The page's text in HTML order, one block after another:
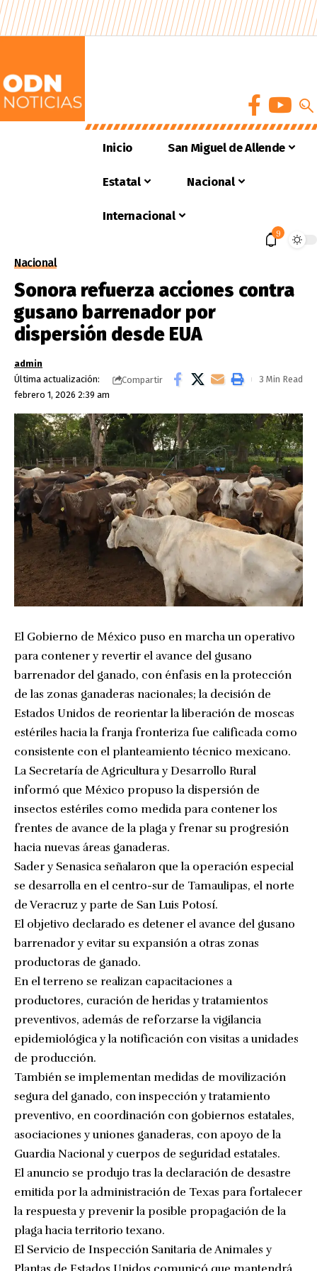
Inicio San Miguel de Allende
Estatal Nacional
Internacional
9
Nacional
Sonora refuerza acciones contra
gusano barrenador por
dispersión desde EUA
Última actualización:
febrero 1, 2026 2:39 am
admin
Compartir
3 Min Read
El Gobierno de México puso en marcha un operativo
para contener y revertir el avance del gusano
barrenador del ganado, con énfasis en la protección
de las zonas ganaderas nacionales; la decisión de
Estados Unidos de reorientar la liberación de moscas
estériles hacia la franja fronteriza fue calificada como
consistente con el planteamiento técnico mexicano.
La Secretaría de Agricultura y Desarrollo Rural
informó que México propuso la dispersión de
insectos estériles como medida para contener los
frentes de avance de la plaga y frenar su progresión
hacia nuevas áreas ganaderas.
Sader y Senasica señalaron que la operación especial
se desarrolla en el centro-sur de Tamaulipas, el norte
de Veracruz y parte de San Luis Potosí.
El objetivo declarado es detener el avance del gusano
barrenador y evitar su expansión a otras zonas
productoras de ganado.
En el terreno se realizan capacitaciones a
productores, curación de heridas y tratamientos
preventivos, además de reforzarse la vigilancia
epidemiológica y la notificación con visitas a unidades
de producción.
También se implementan medidas de movilización
segura del ganado, con inspección y tratamiento
preventivo, en coordinación con gobiernos estatales,
asociaciones y uniones ganaderas, con apoyo de la
Guardia Nacional y cuerpos de seguridad estatales.
El anuncio se produjo tras la declaración de desastre
emitida por la administración de Texas para fortalecer
la respuesta y prevenir la posible propagación de la
plaga hacia territorio texano.
El Servicio de Inspección Sanitaria de Animales y